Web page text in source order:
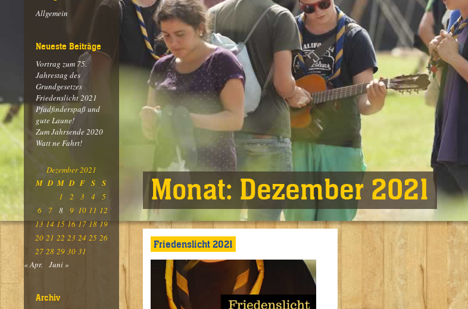
Allgemein
Neueste Beiträge
Vortrag zum 75.
Jahrestag des
Grundgesetzes
Friedenslicht 2021
Pfadfinderspaß und
gute Laune!
Zum Jahrsende 2020
Watt ne Fahrt!
Dezember 2021
M D M D F S
S
1
2 3 4
5
6
7 8 9 10 11 12
13 14 15 16 17 18 19
20 21 22 23 24 25 26
27 28 29 30 31
« Apr.
Juni »
Archiv
Monat: Dezember 2021
Friedenslicht 2021